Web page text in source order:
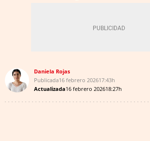
Daniela Rojas
Publicada16 febrero 202617:43h
Actualizada16 febrero 202618:27h